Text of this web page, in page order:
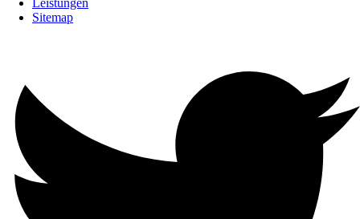
Leistungen
Sitemap